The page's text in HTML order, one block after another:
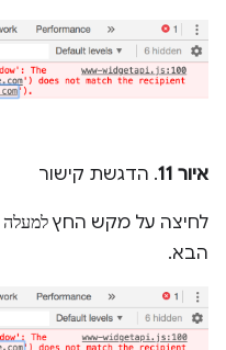
איור 11 . הדגשת קישור
לחיצה על מקש החץלמעלה
הבא.